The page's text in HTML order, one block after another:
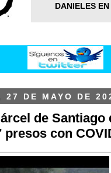
DANIELES
27 DE MAYO DE
de Santiago
presos con